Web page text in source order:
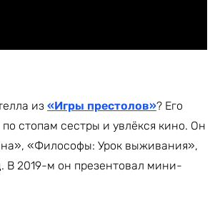
из «Игры престолов»? Его
стопам сестры и увлёкся кино. Он
«Философы: Урок выживания»,
В 2019-м он презентовал мини-